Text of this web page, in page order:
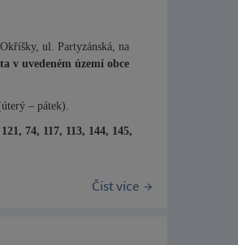
ul. Partyzánská, na
v uvedeném území obce
– pátek).
74, 117, 113, 144, 145,
Číst více